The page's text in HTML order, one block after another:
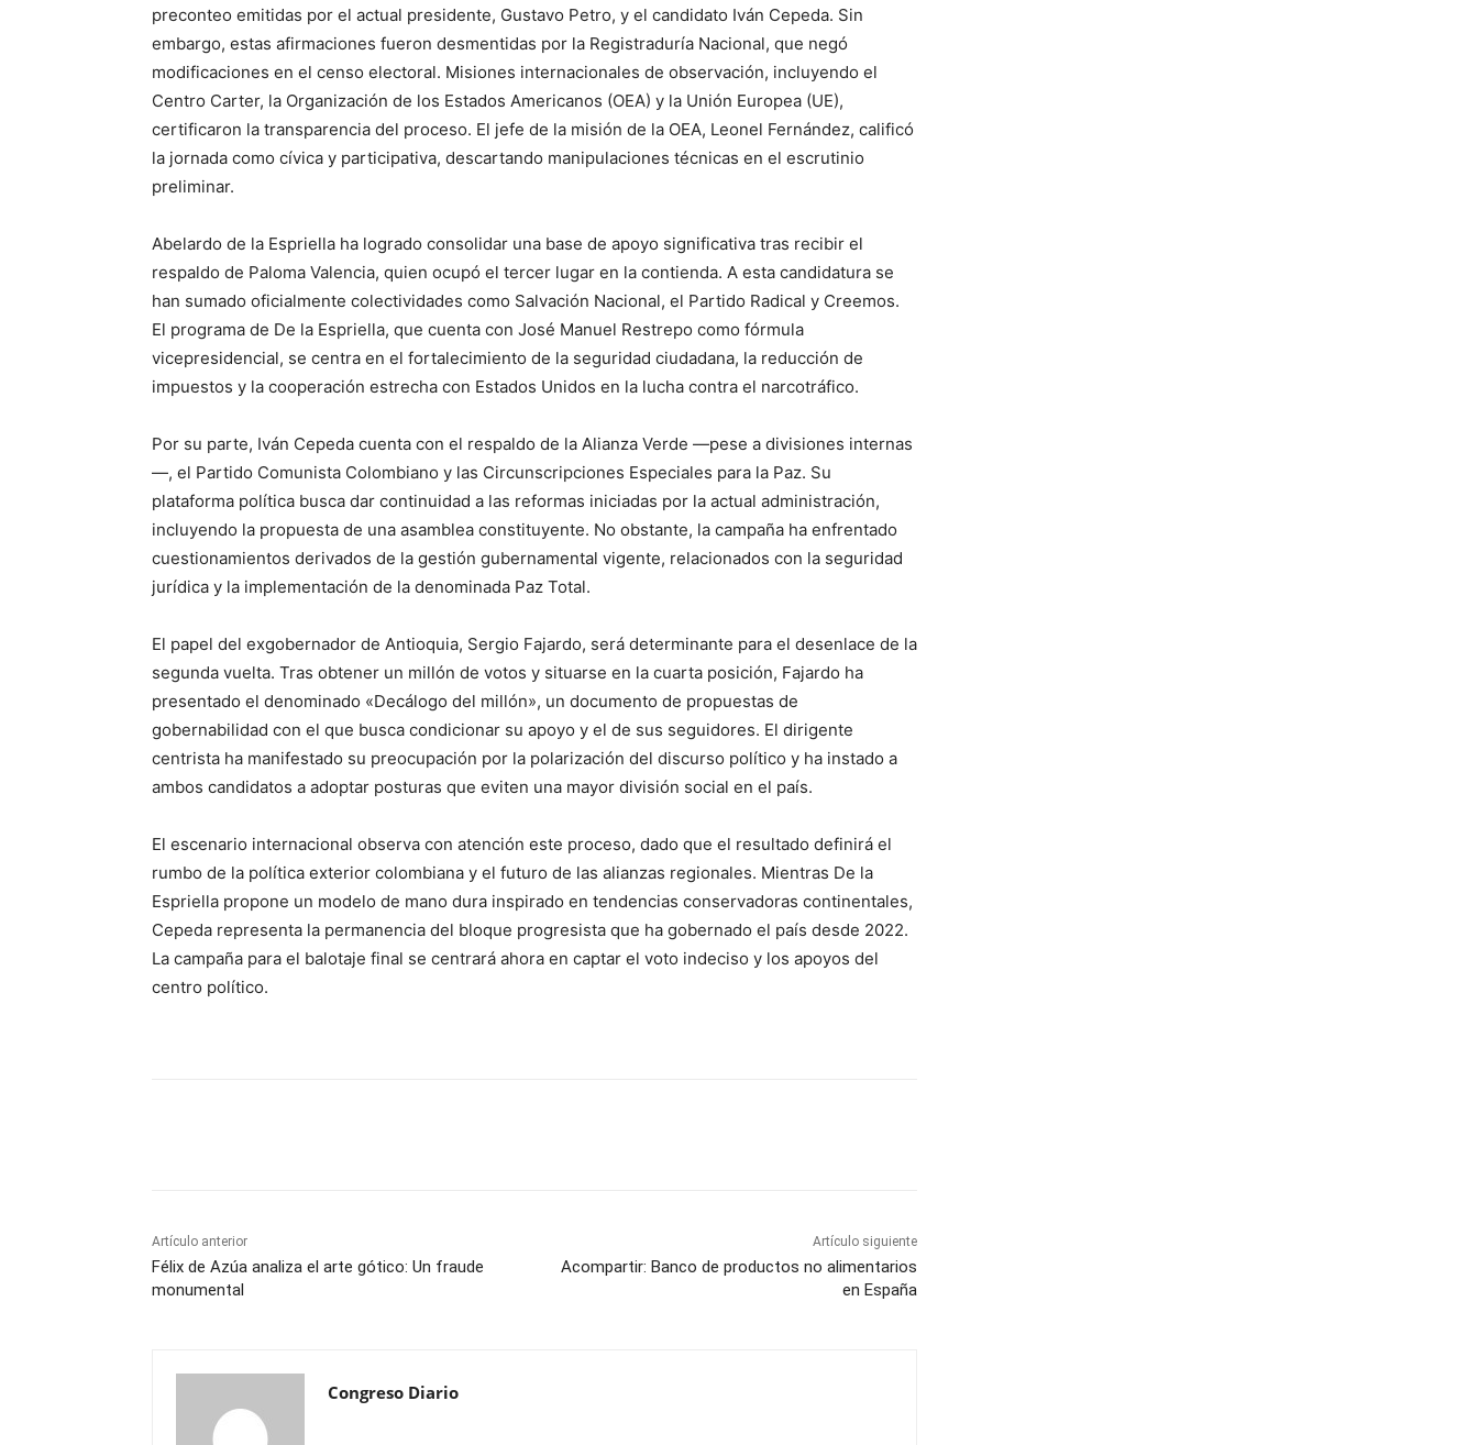
preconteo emitidas por el actual presidente, Gustavo Petro, y el candidato Iván Cepeda. Sin
embargo, estas afirmaciones fueron desmentidas por la Registraduría Nacional, que negó
modificaciones en el censo electoral. Misiones internacionales de observación, incluyendo el
Centro Carter, la Organización de los Estados Americanos (OEA) y la Unión Europea (UE),
certificaron la transparencia del proceso. El jefe de la misión de la OEA, Leonel Fernández, calificó
la jornada como cívica y participativa, descartando manipulaciones técnicas en el escrutinio
preliminar.
Abelardo de la Espriella ha logrado consolidar una base de apoyo significativa tras recibir el
respaldo de Paloma Valencia, quien ocupó el tercer lugar en la contienda. A esta candidatura se
han sumado oficialmente colectividades como Salvación Nacional, el Partido Radical y Creemos.
El programa de De la Espriella, que cuenta con José Manuel Restrepo como fórmula
vicepresidencial, se centra en el fortalecimiento de la seguridad ciudadana, la reducción de
impuestos y la cooperación estrecha con Estados Unidos en la lucha contra el narcotráfico.
Por su parte, Iván Cepeda cuenta con el respaldo de la Alianza Verde —pese a divisiones internas
—, el Partido Comunista Colombiano y las Circunscripciones Especiales para la Paz. Su
plataforma política busca dar continuidad a las reformas iniciadas por la actual administración,
incluyendo la propuesta de una asamblea constituyente. No obstante, la campaña ha enfrentado
cuestionamientos derivados de la gestión gubernamental vigente, relacionados con la seguridad
jurídica y la implementación de la denominada Paz Total.
El papel del exgobernador de Antioquia, Sergio Fajardo, será determinante para el desenlace de la
segunda vuelta. Tras obtener un millón de votos y situarse en la cuarta posición, Fajardo ha
presentado el denominado «Decálogo del millón», un documento de propuestas de
gobernabilidad con el que busca condicionar su apoyo y el de sus seguidores. El dirigente
centrista ha manifestado su preocupación por la polarización del discurso político y ha instado a
ambos candidatos a adoptar posturas que eviten una mayor división social en el país.
El escenario internacional observa con atención este proceso, dado que el resultado definirá el
rumbo de la política exterior colombiana y el futuro de las alianzas regionales. Mientras De la
Espriella propone un modelo de mano dura inspirado en tendencias conservadoras continentales,
Cepeda representa la permanencia del bloque progresista que ha gobernado el país desde 2022.
La campaña para el balotaje final se centrará ahora en captar el voto indeciso y los apoyos del
centro político.
Artículo anterior
Félix de Azúa analiza el arte gótico: Un fraude
monumental
Artículo siguiente
Acompartir: Banco de productos no alimentarios
en España
Congreso Diario